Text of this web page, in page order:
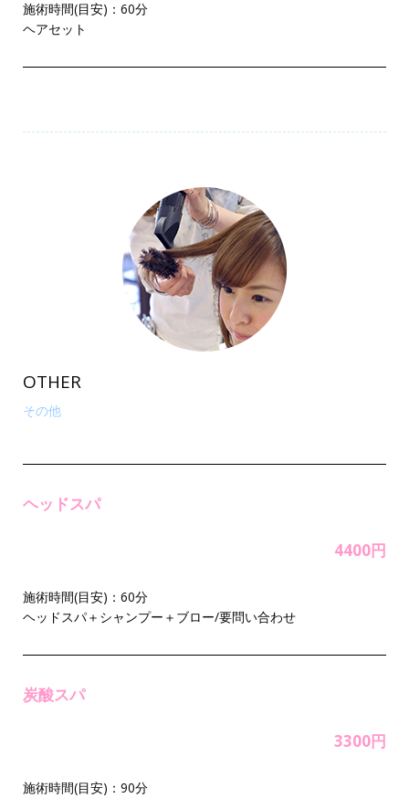
施術時間(目安)：60分
ヘアセット
OTHER
その他
ヘッドスパ
4400円
施術時間(目安)：60分
ヘッドスパ＋シャンプー＋ブロー/要問い合わせ
炭酸スパ
3300円
施術時間(目安)：90分